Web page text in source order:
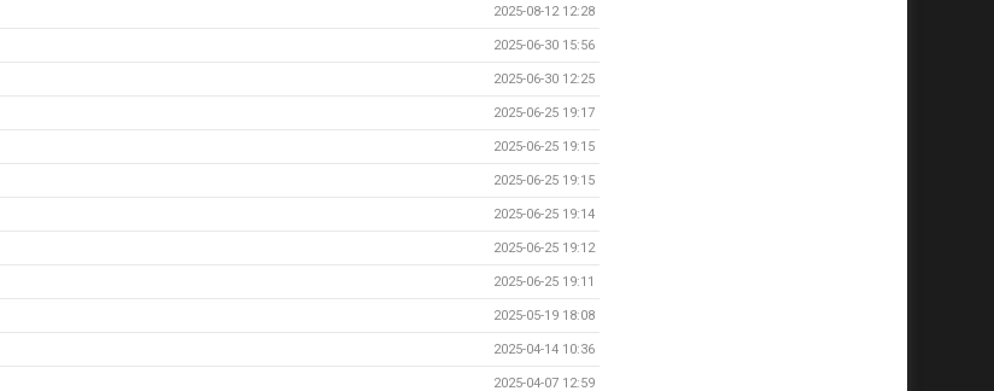
2025-08-12 12:28
2025-06-30 15:56
2025-06-30 12:25
2025-06-25 19:17
2025-06-25 19:15
2025-06-25 19:15
2025-06-25 19:14
2025-06-25 19:12
2025-06-25 19:11
2025-05-19 18:08
2025-04-14 10:36
2025-04-07 12:59